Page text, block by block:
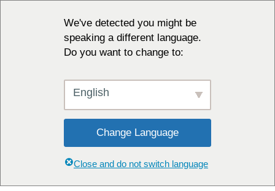
We've detected you might be
speaking a different language.
Do you want to change to:
English
Change Language
Close and do not switch language